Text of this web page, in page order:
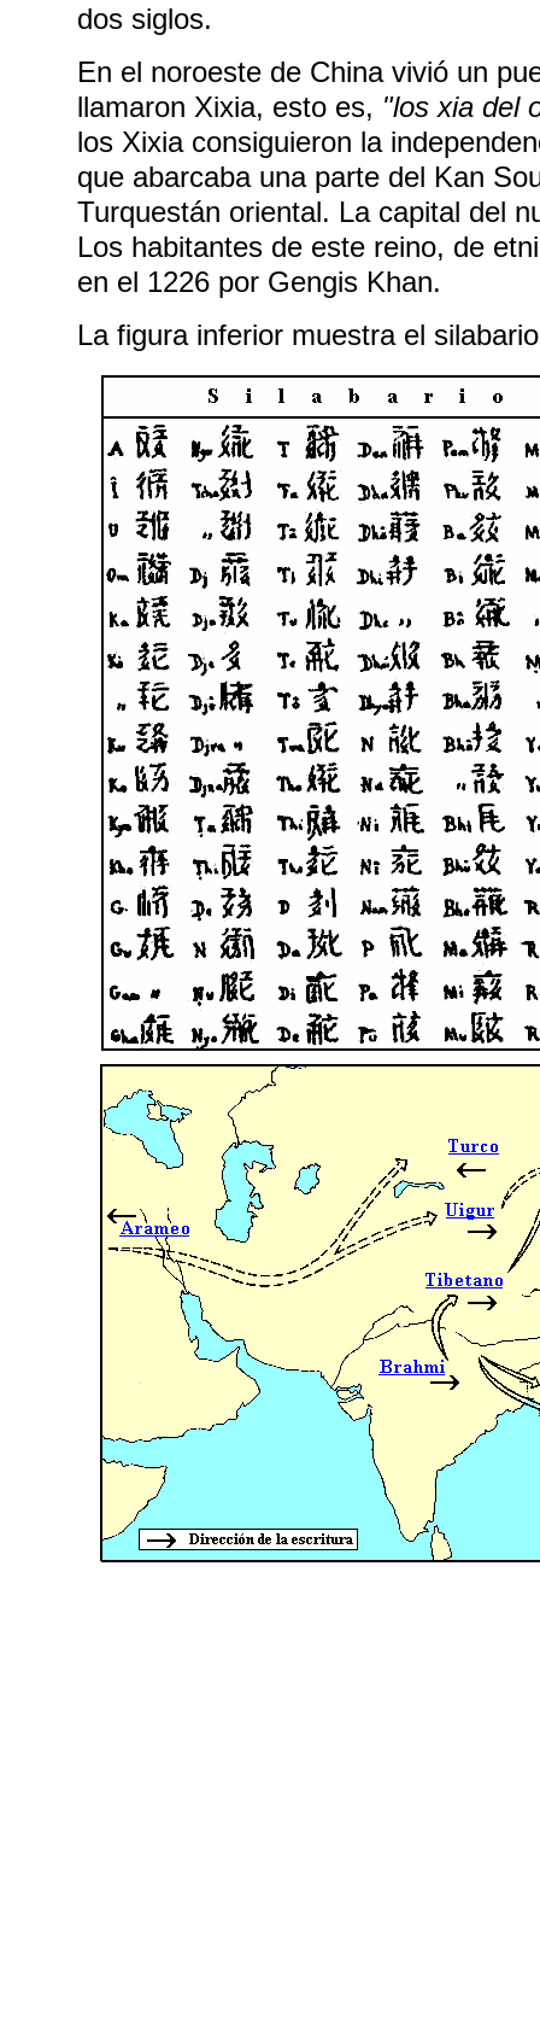
dos siglos.
En el noroeste de China vivió un
llamaron Xixia, esto es, "los xia del
los Xixia consiguieron la
que abarcaba una parte del Kan
Turquestán oriental. La capital del
Los habitantes de este reino, de
en el 1226 por Gengis Khan.
La figura inferior muestra el